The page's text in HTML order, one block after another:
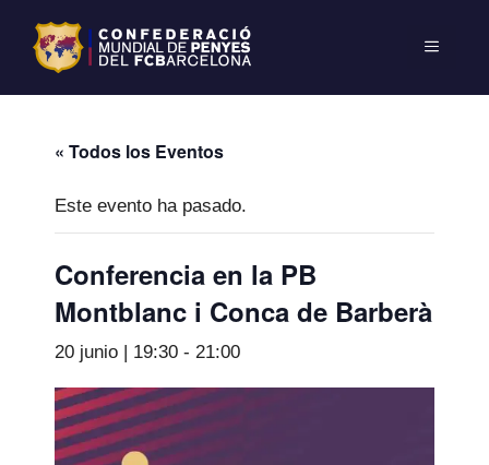
« Todos los Eventos
Este evento ha pasado.
Conferencia en la PB
Montblanc i Conca de Barberà
20 junio | 19:30 - 21:00